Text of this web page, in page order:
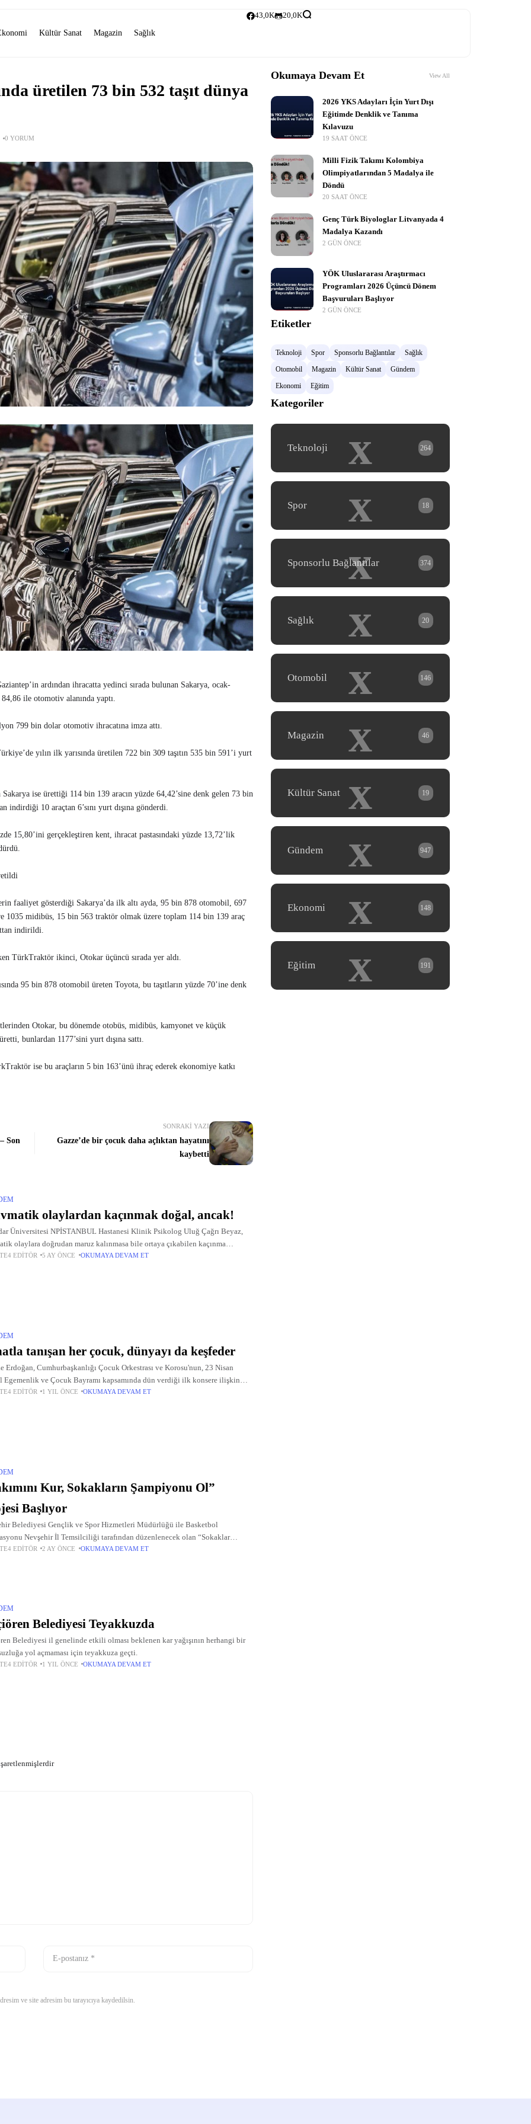
Kültür Sanat Magazin Sağlık
43,0K 20,0K
üretilen 73 bin 532 taşıt dünya
0 YORUM
ardından ihracatta yedinci sırada bulunan Sakarya, ocak-
ile otomotiv alanında yaptı.
799 bin dolar otomotiv ihracatına imza attı.
yılın ilk yarısında üretilen 722 bin 309 taşıtın 535 bin 591’i yurt
ise ürettiği 114 bin 139 aracın yüzde 64,42’sine denk gelen 73 bin
indirdiği 10 araçtan 6’sını yurt dışına gönderdi.
15,80’ini gerçekleştiren kent, ihracat pastasındaki yüzde 13,72’lik
faaliyet gösterdiği Sakarya’da ilk altı ayda, 95 bin 878 otomobil, 697
1035 midibüs, 15 bin 563 traktör olmak üzere toplam 114 bin 139 araç
indirildi.
TürkTraktör ikinci, Otokar üçüncü sırada yer aldı.
95 bin 878 otomobil üreten Toyota, bu taşıtların yüzde 70’ine denk
Otokar, bu dönemde otobüs, midibüs, kamyonet ve küçük
bunlardan 1177’sini yurt dışına sattı.
ise bu araçların 5 bin 163’ünü ihraç ederek ekonomiye katkı
Son
SONRAKI YAZI
Gazze’de bir çocuk daha açlıktan hayatını
kaybetti
olaylardan kaçınmak doğal, ancak!
Üniversitesi NPİSTANBUL Hastanesi Klinik Psikolog Uluğ Çağrı Beyaz,
olaylara doğrudan maruz kalınmasa bile ortaya çıkabilen kaçınma
nedenleri, türleri ve etkileri hakkında açıklamalarda bulundu.
EDITÖR 5 AY ÖNCE OKUMAYA DEVAM ET
tanışan her çocuk, dünyayı da keşfeder
Erdoğan, Cumhurbaşkanlığı Çocuk Orkestrası ve Korosu'nun, 23 Nisan
Egemenlik ve Çocuk Bayramı kapsamında dün verdiği ilk konsere ilişkin
medya hesabından yaptığı paylaşımda, "Sanatla tanışan her çocuk,
EDITÖR 1 YIL ÖNCE OKUMAYA DEVAM ET
Kur, Sokakların Şampiyonu Ol”
Başlıyor
Belediyesi Gençlik ve Spor Hizmetleri Müdürlüğü ile Basketbol
Nevşehir İl Temsilciliği tarafından düzenlenecek olan “Sokaklar
Projesi kapsamında 3x3 basketbol turnuvaları için başvurular bugün başladı.
EDITÖR 2 AY ÖNCE OKUMAYA DEVAM ET
Belediyesi Teyakkuzda
Belediyesi il genelinde etkili olması beklenen kar yağışının herhangi bir
yol açmaması için teyakkuza geçti.
EDITÖR 1 YIL ÖNCE OKUMAYA DEVAM ET
ve site adresim bu tarayıcıya kaydedilsin.
Okumaya Devam Et View All
2026 YKS Adayları İçin Yurt Dışı
Eğitimde Denklik ve Tanıma
Kılavuzu
19 SAAT ÖNCE
Milli Fizik Takımı Kolombiya
Olimpiyatlarından 5 Madalya ile
Döndü
20 SAAT ÖNCE
Genç Türk Biyologlar Litvanyada 4
Madalya Kazandı
2 GÜN ÖNCE
YÖK Uluslararası Araştırmacı
Programları 2026 Üçüncü Dönem
Başvuruları Başlıyor
2 GÜN ÖNCE
Etiketler
Teknoloji Spor Sponsorlu Bağlantılar
Sağlık
Otomobil
Magazin Kültür Sanat
Gündem
Ekonomi
Eğitim
Kategoriler
x
Teknoloji 264
x
Spor 18
x
Sponsorlu Bağlantılar 374
x
Sağlık 20
x
Otomobil 146
x
Magazin 46
x
Kültür Sanat 19
x
Gündem 947
x
Ekonomi 148
x
Eğitim 191